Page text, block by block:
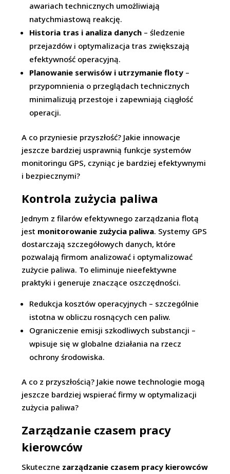
awariach technicznych umożliwiają
natychmiastową reakcję.
Historia tras i analiza danych – śledzenie
przejazdów i optymalizacja tras zwiększają
efektywność operacyjną.
Planowanie serwisów i utrzymanie floty –
przypomnienia o przeglądach technicznych
minimalizują przestoje i zapewniają ciągłość
operacji.
A co przyniesie przyszłość? Jakie innowacje
jeszcze bardziej usprawnią funkcje systemów
monitoringu GPS, czyniąc je bardziej efektywnymi
i bezpiecznymi?
Kontrola zużycia paliwa
Jednym z filarów efektywnego zarządzania flotą
jest monitorowanie zużycia paliwa. Systemy GPS
dostarczają szczegółowych danych, które
pozwalają firmom analizować i optymalizować
zużycie paliwa. To eliminuje nieefektywne
praktyki i generuje znaczące oszczędności.
Redukcja kosztów operacyjnych – szczególnie
istotna w obliczu rosnących cen paliw.
Ograniczenie emisji szkodliwych substancji –
wpisuje się w globalne działania na rzecz
ochrony środowiska.
A co z przyszłością? Jakie nowe technologie mogą
jeszcze bardziej wspierać firmy w optymalizacji
zużycia paliwa?
Zarządzanie czasem pracy
kierowców
Skuteczne zarządzanie czasem pracy kierowców